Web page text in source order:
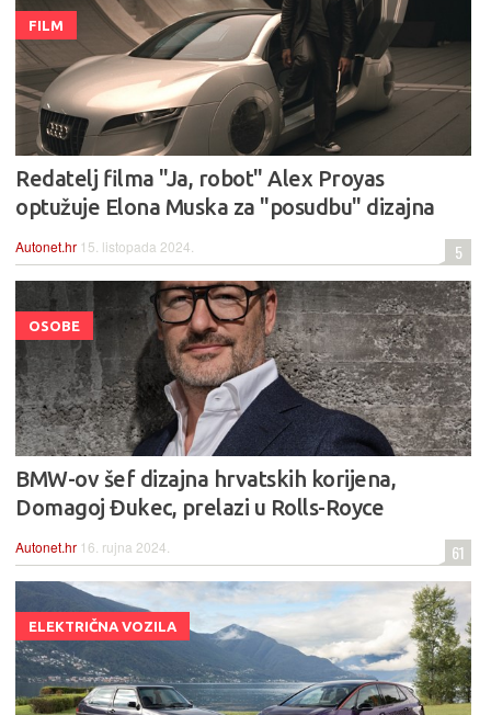
FILM
Redatelj filma "Ja, robot" Alex Proyas
optužuje Elona Muska za "posudbu" dizajna
Autonet.hr 15. listopada 2024. 5
OSOBE
BMW-ov šef dizajna hrvatskih korijena,
Domagoj Đukec, prelazi u Rolls-Royce
Autonet.hr 16. rujna 2024. 61
ELEKTRIČNA VOZILA